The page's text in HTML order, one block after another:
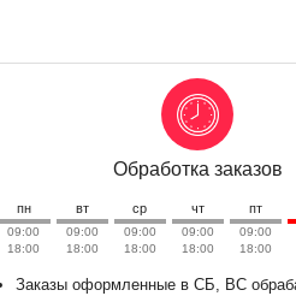
Обработка заказов
пн вт ср чт пт
09:00
18:00
09:00
18:00
09:00
18:00
09:00
18:00
09:00
18:00
Заказы оформленные в СБ, ВС